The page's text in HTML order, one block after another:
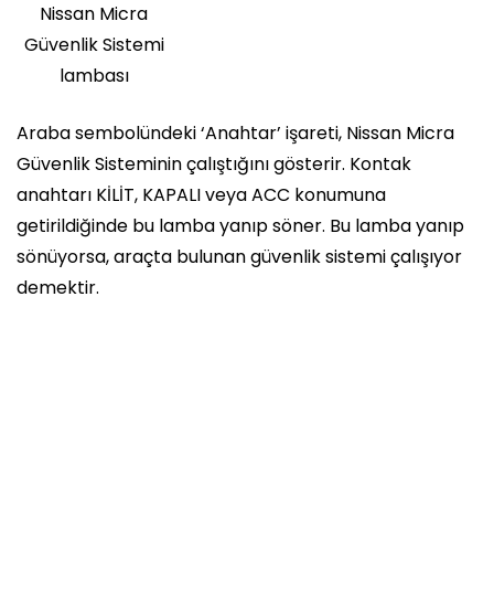
Nissan Micra
Güvenlik Sistemi
lambası
Araba sembolündeki ‘Anahtar’ işareti, Nissan Micra
Güvenlik Sisteminin çalıştığını gösterir. Kontak
anahtarı KİLİT, KAPALI veya ACC konumuna
getirildiğinde bu lamba yanıp söner. Bu lamba yanıp
sönüyorsa, araçta bulunan güvenlik sistemi çalışıyor
demektir.